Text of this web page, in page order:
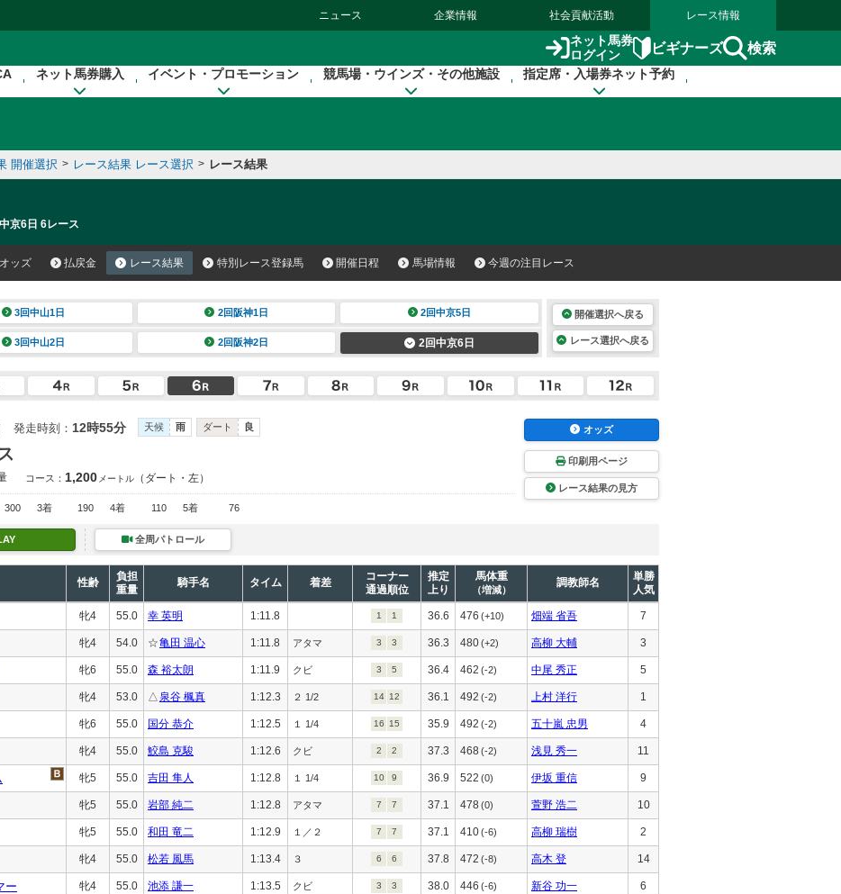
ニュース 企業情報 社会貢献活動 レース情報
ネット馬券
ログイン
ビギナーズ 検索
ネット馬券購入 イベント・プロモーション 競馬場・ウインズ・その他施設 指定席・入場券ネット予約
開催選択 > レース結果 レース選択 > レース結果
京6日 6レース
オッズ 払戻金 レース結果 特別レース登録馬 開催日程 馬場情報 今週の注目レース
3回中山1日 2回阪神1日 2回中京5日
3回中山2日 2回阪神2日 2回中京6日
開催選択へ戻る
レース選択へ戻る
発走時刻： 12時55分 天候 雨 ダート 良
コース： 1,200 メートル （ダート・左）
300 3着 190 4着 110 5着 76
オッズ
印刷用ページ
レース結果の見方
全周パトロール
性齢
負担
重量
騎手名 タイム 着差
コーナー
通過順位
推定
上り
馬体重
（増減）
調教師名
単勝
人気
牝4 55.0 幸 英明 1:11.8 1 1 36.6 476 (+10) 畑端 省吾 7
牝4 54.0 ☆亀田 温心 1:11.8 アタマ 3 3 36.3 480(+2) 高柳 大輔 3
牝6 55.0 森 裕太朗 1:11.9 クビ 3 5 36.4 462 (-2) 中尾 秀正 5
牝4 53.0 △ 泉谷 楓真 1:12.3 ２ 1/2 14 12 36.1 492 (-2) 上村 洋行 1
牝6 55.0 国分 恭介 1:12.5 １ 1/4 16 15 35.9 492 (-2) 五十嵐 忠男 4
牝4 55.0 鮫島 克駿 1:12.6 クビ 2 2 37.3 468 (-2) 浅見 秀一 11
牝5 55.0 吉田 隼人 1:12.8 １ 1/4 10 9 36.9 522 (0) 伊坂 重信 9
牝5 55.0 岩部 純二 1:12.8 アタマ 7 7 37.1 478 (0) 萱野 浩二 10
牝5 55.0 和田 竜二 1:12.9 １／２ 7 7 37.1 410(-6) 高柳 瑞樹 2
牝4 55.0 松若 風馬 1:13.4 ３ 6 6 37.8 472 (-8) 高木 登 14
ー 牝4 55.0 池添 謙一 1:13.5 クビ 3 3 38.0 446 (-6) 新谷 功一 6